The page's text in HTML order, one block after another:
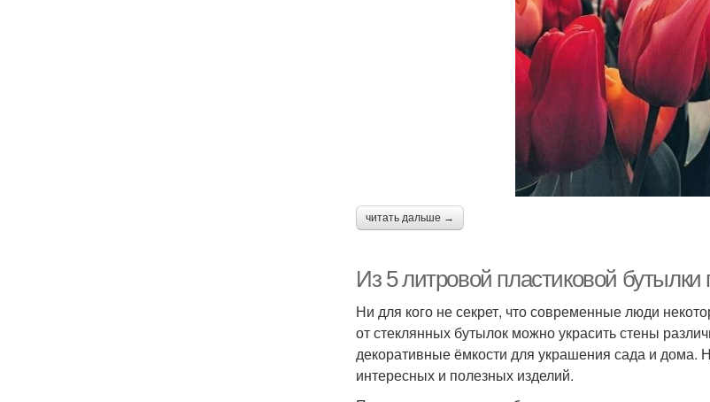
читать дальше →
Из 5 литровой пластиковой бутылки
Ни для кого не секрет, что современные люди
от стеклянных бутылок можно украсить стены
декоративные ёмкости для украшения сада и дома.
интересных и полезных изделий.